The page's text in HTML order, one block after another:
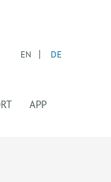
EN DE
APP